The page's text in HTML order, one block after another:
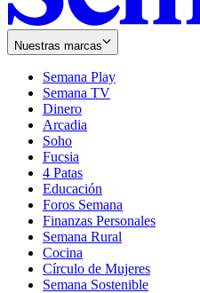
Nuestras marcas
Semana Play
Semana TV
Dinero
Arcadia
Soho
in
new
window
Fucsia
in
new
window
4 Patas
Educación
Foros Semana
Finanzas Personales
Semana Rural
Cocina
Círculo de Mujeres
Semana Sostenible